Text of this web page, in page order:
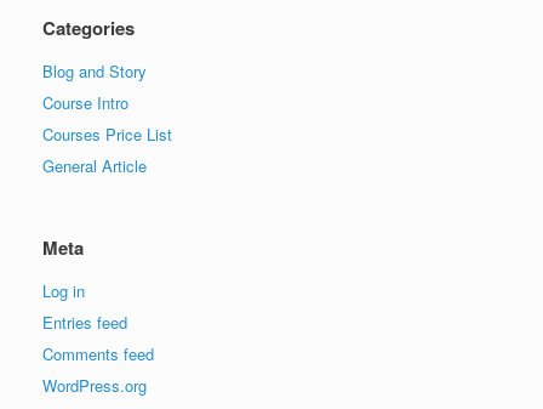
Categories
Blog and Story
Course Intro
Courses Price List
General Article
Meta
Log in
Entries feed
Comments feed
WordPress.org